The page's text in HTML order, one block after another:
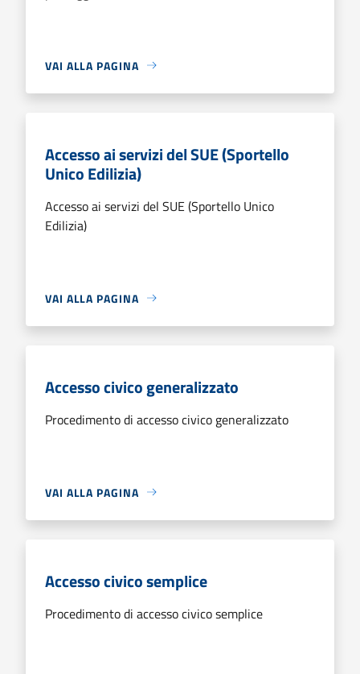
VAI ALLA PAGINA
Accesso ai servizi del SUE (Sportello
Unico Edilizia)
Accesso ai servizi del SUE (Sportello Unico
Edilizia)
VAI ALLA PAGINA
Accesso civico generalizzato
Procedimento di accesso civico generalizzato
VAI ALLA PAGINA
Accesso civico semplice
Procedimento di accesso civico semplice